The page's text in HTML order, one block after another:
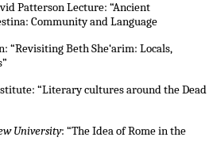
Patterson Lecture: “Ancient
Community and Language
“Revisiting Beth She‘arim: Locals,
“Literary cultures around the Dead
University: “The Idea of Rome in the